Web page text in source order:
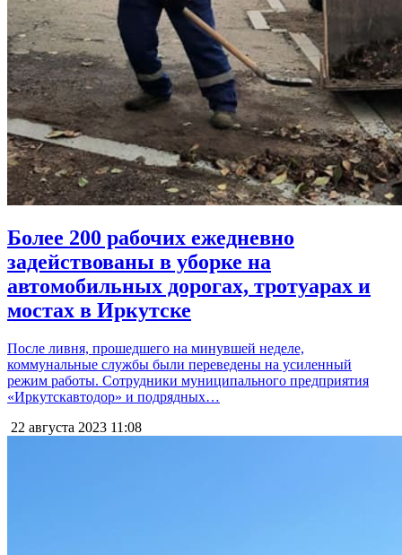
Более 200 рабочих ежедневно
задействованы в уборке на
автомобильных дорогах, тротуарах и
мостах в Иркутске
После ливня, прошедшего на минувшей неделе,
коммунальные службы были переведены на усиленный
режим работы. Сотрудники муниципального предприятия
«Иркутскавтодор» и подрядных…
22 августа 2023 11:08